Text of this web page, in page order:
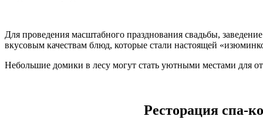
Для проведения масштабного празднования свадьбы,
вкусовым качествам блюд, которые стали настоящей
Небольшие домики в лесу могут стать уютными местами для
Ресторация спа-